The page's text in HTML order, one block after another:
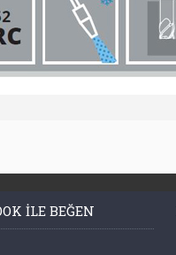
ILE BEĞEN